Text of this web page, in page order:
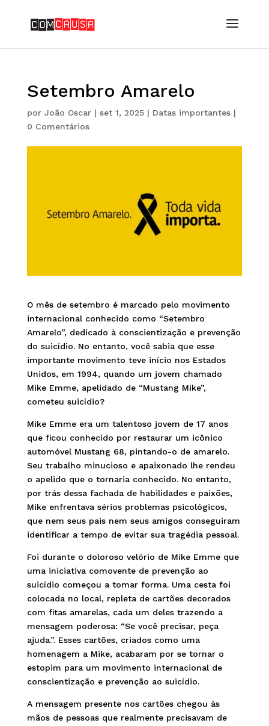
Setembro Amarelo
por João Oscar| set 1, 2025| Datas importantes|
0 Comentários
O mês de setembro é marcado pelo movimento
internacional conhecido como “Setembro
Amarelo”, dedicado à conscientização e prevenção
do suicídio. No entanto, você sabia que esse
importante movimento teve início nos Estados
Unidos, em 1994, quando um jovem chamado
Mike Emme, apelidado de “Mustang Mike”,
cometeu suicídio?
Mike Emme era um talentoso jovem de 17 anos
que ficou conhecido por restaurar um icônico
automóvel Mustang 68, pintando-o de amarelo.
Seu trabalho minucioso e apaixonado lhe rendeu
o apelido que o tornaria conhecido. No entanto,
por trás dessa fachada de habilidades e paixões,
Mike enfrentava sérios problemas psicológicos,
que nem seus pais nem seus amigos conseguiram
identificar a tempo de evitar sua tragédia pessoal.
Foi durante o doloroso velório de Mike Emme que
uma iniciativa comovente de prevenção ao
suicídio começou a tomar forma. Uma cesta foi
colocada no local, repleta de cartões decorados
com fitas amarelas, cada um deles trazendo a
mensagem poderosa: “Se você precisar, peça
ajuda.”. Esses cartões, criados como uma
homenagem a Mike, acabaram por se tornar o
estopim para um movimento internacional de
conscientização e prevenção ao suicídio.
A mensagem presente nos cartões chegou às
mãos de pessoas que realmente precisavam de